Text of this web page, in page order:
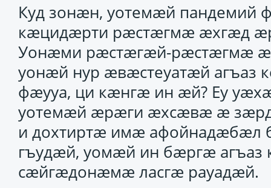
Куд зонӕн, уотемӕй пандемий
кӕцидӕрти рӕстӕгмӕ ӕхгӕд
Уонӕми рӕстӕгӕй-рӕстӕгмӕ
уонӕй нур ӕвӕстеуатӕй агъаз
фӕууа, ци кӕнгӕ ин ӕй? Еу
уотемӕй ӕрӕги ӕхсӕвӕ ӕ
и дохтиртӕ имӕ
гъудӕй, уомӕй ин бӕргӕ
сӕйгӕдонӕмӕ ласгӕ рауадӕй.